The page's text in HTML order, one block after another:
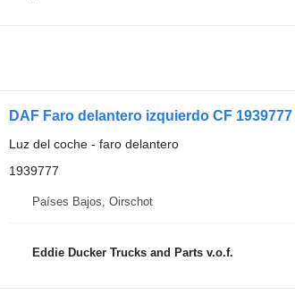
Luz del coche - faro delantero
1939777
Países Bajos, Oirschot
Eddie Ducker Trucks and Parts v.o.f.